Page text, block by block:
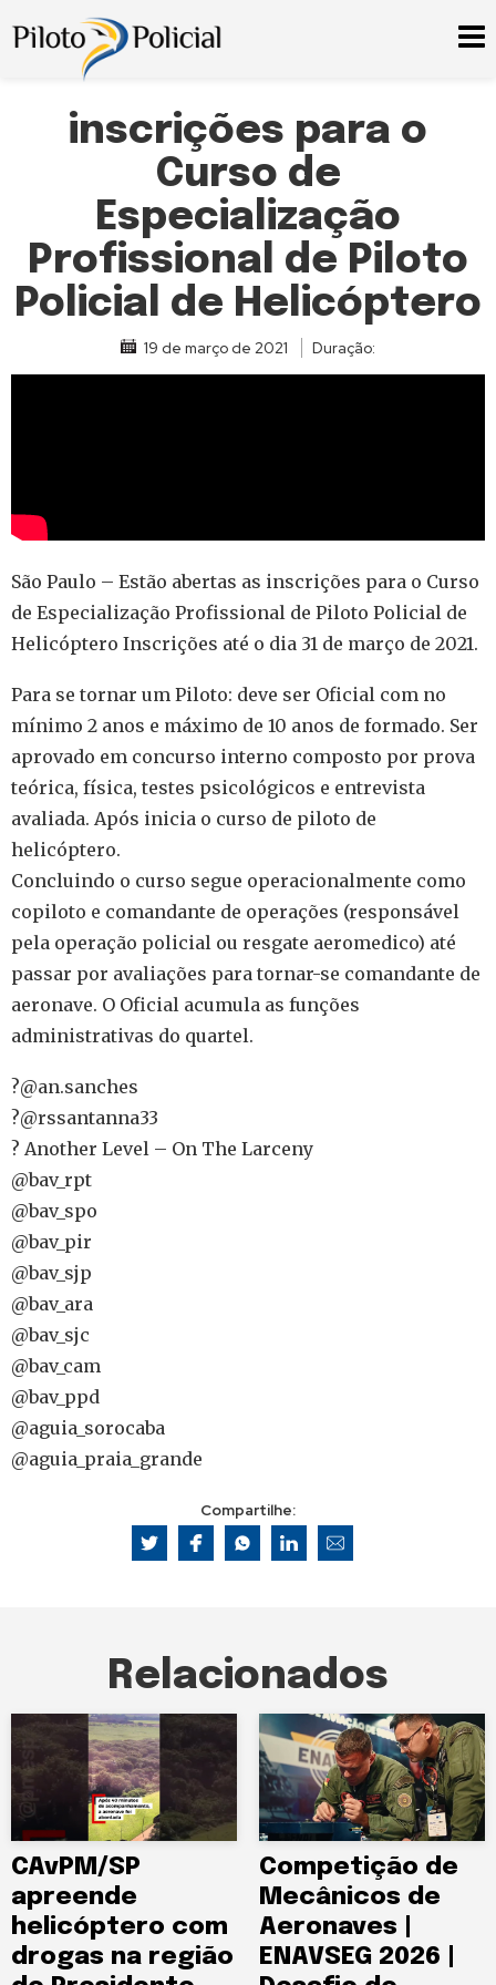
inscrições para o
Curso de
Especialização
Profissional de Piloto
Policial de Helicóptero
19 de março de 2021 Duração:
São Paulo – Estão abertas as inscrições para o Curso
de Especialização Profissional de Piloto Policial de
Helicóptero Inscrições até o dia 31 de março de 2021.
Para se tornar um Piloto: deve ser Oficial com no
mínimo 2 anos e máximo de 10 anos de formado. Ser
aprovado em concurso interno composto por prova
teórica, física, testes psicológicos e entrevista
avaliada. Após inicia o curso de piloto de
helicóptero.
Concluindo o curso segue operacionalmente como
copiloto e comandante de operações (responsável
pela operação policial ou resgate aeromedico) até
passar por avaliações para tornar-se comandante de
aeronave. O Oficial acumula as funções
administrativas do quartel.
?@an.sanches
?@rssantanna33
? Another Level – On The Larceny
@bav_rpt
@bav_spo
@bav_pir
@bav_sjp
@bav_ara
@bav_sjc
@bav_cam
@bav_ppd
@aguia_sorocaba
@aguia_praia_grande
Compartilhe:
Relacionados
CAvPM/SP
apreende
helicóptero com
drogas na região
Competição de
Mecânicos de
Aeronaves |
ENAVSEG 2026 |